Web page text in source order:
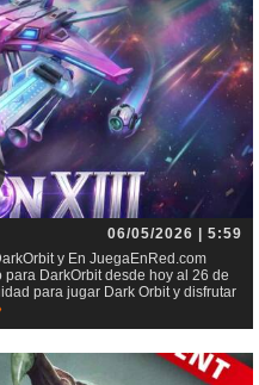
06/05/2026 | 5:59
y En JuegaEnRed.com
DarkOrbit desde hoy al 26 de
para jugar Dark Orbit y disfrutar